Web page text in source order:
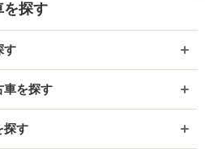
を探す
す
車を探す
探す